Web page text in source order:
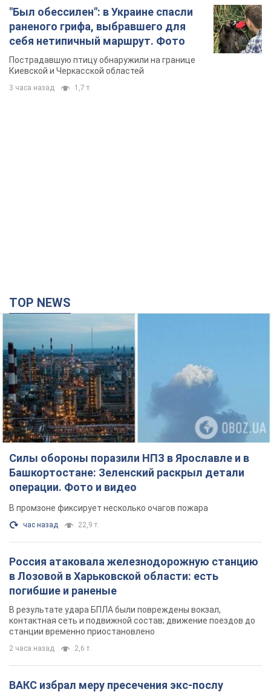
"Был обессилен": в Украине спасли
раненого грифа, выбравшего для
себя нетипичный маршрут. Фото
Пострадавшую птицу обнаружили на границе
Киевской и Черкасской областей
3 часа назад 1,7 т.
TOP NEWS
Силы обороны поразили НПЗ в Ярославле и в
Башкортостане: Зеленский раскрыл детали
операции. Фото и видео
В промзоне фиксирует несколько очагов пожара
час назад 22,9 т.
Россия атаковала железнодорожную станцию
в Лозовой в Харьковской области: есть
погибшие и раненые
В результате удара БПЛА были повреждены вокзал,
контактная сеть и подвижной состав; движение поездов до
станции временно приостановлено
2 часа назад 2,6 т.
ВАКС избрал меру пресечения экс-послу